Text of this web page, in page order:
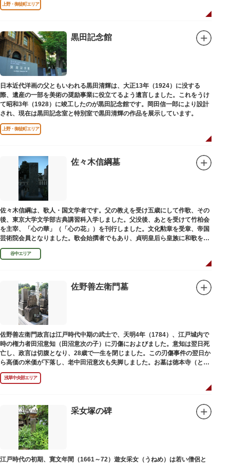
上野・御徒町エリア
黒田記念館
日本近代洋画の父ともいわれる黒田清輝は、大正13年（1924）に没する
際、遺産の一部を美術の奨励事業に役立てるよう遺言しました。これをうけ
て昭和3年（1928）に竣工したのが黒田記念館です。岡田信一郎により設計
され、現在は黒田記念室と特別室で黒田清輝の作品を展示しています。
上野・御徒町エリア
佐々木信綱墓
佐々木信綱は、歌人・国文学者です。父の教えを受け五歳にして作歌、その
後、東京大学文学部古典講習科入学しました。父没後、あとを受けて竹柏会
を主宰、「心の華」（「心の花」）を刊行しました。文化勲章を受章、帝国
芸術院会員となりました。歌会始撰者でもあり、貞明皇后ら皇族に和歌を指
導しました。そのお墓は谷中霊園にあります。
谷中エリア
佐野善左衛門墓
佐野善左衛門政言は江戸時代中期の武士で、天明4年（1784）、江戸城内で
時の権力者田沼意知（田沼意次の子）に刃傷におよびました。意知は翌日死
亡し、政言は切腹となり、28歳で一生を閉じました。この刃傷事件の翌日か
ら高価の米価が下落し、老中田沼意次も失脚しました。お墓は徳本寺（とく
ほんじ）境内にあります。
浅草中央部エリア
采女塚の碑
江戸時代の初期、寛文年間（1661～72）遊女采女（うねめ）は若い僧侶と